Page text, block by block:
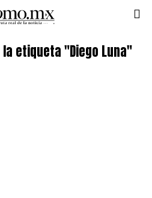
etiqueta "Diego Luna"